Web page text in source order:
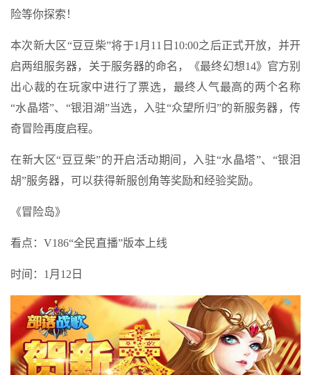
险等你探索！
本次新大区“豆豆柴”将于1月11日10:00之后正式开放，并开
启两组服务器，关于服务器的命名，《最终幻想14》官方别
出心裁的在玩家中进行了票选，最终人气最高的两个名称
“水晶塔”、“银泪湖”当选，入驻“众望所归”的新服务器，传
奇冒险再度启程。
在新大区“豆豆柴”的开启活动期间，入驻“水晶塔”、“银泪
胡”服务器，可以获得新服创角等奖励和经验奖励。
《冒险岛》
看点：V186“全民直播”版本上线
时间：1月12日